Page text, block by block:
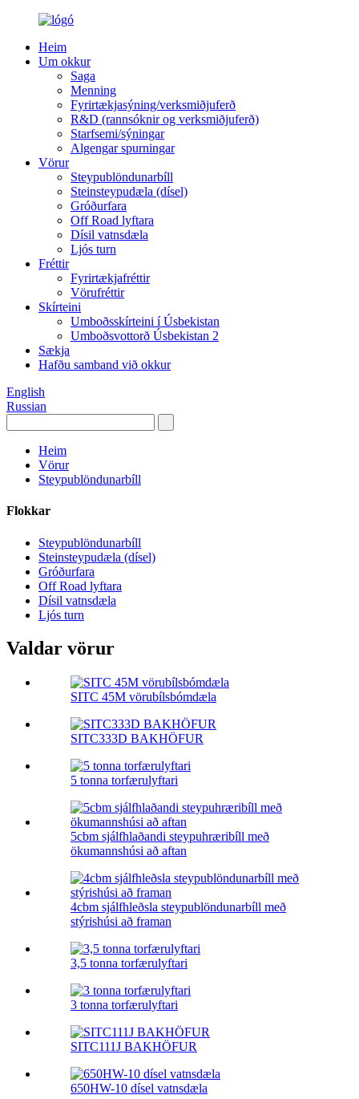
Heim
Um okkur
Saga
Menning
Fyrirtækjasýning/verksmiðjuferð
R&D (rannsóknir og verksmiðjuferð)
Starfsemi/sýningar
Algengar spurningar
Vörur
Steypublöndunarbíll
Steinsteypudæla (dísel)
Gróðurfara
Off Road lyftara
Dísil vatnsdæla
Ljós turn
Fréttir
Fyrirtækjafréttir
Vörufréttir
Skírteini
Umboðsskírteini í Úsbekistan
Umboðsvottorð Úsbekistan 2
Sækja
Hafðu samband við okkur
English
Russian
Heim
Vörur
Steypublöndunarbíll
Flokkar
Steypublöndunarbíll
Steinsteypudæla (dísel)
Gróðurfara
Off Road lyftara
Dísil vatnsdæla
Ljós turn
Valdar vörur
SITC 45M vörubílsbómdæla
SITC333D BAKHÖFUR
5 tonna torfærulyftari
5cbm sjálfhlaðandi steypuhræribíll með
ökumannshúsi að aftan
4cbm sjálfhleðsla steypublöndunarbíll með
stýrishúsi að framan
3,5 tonna torfærulyftari
3 tonna torfærulyftari
SITC111J BAKHÖFUR
650HW-10 dísel vatnsdæla